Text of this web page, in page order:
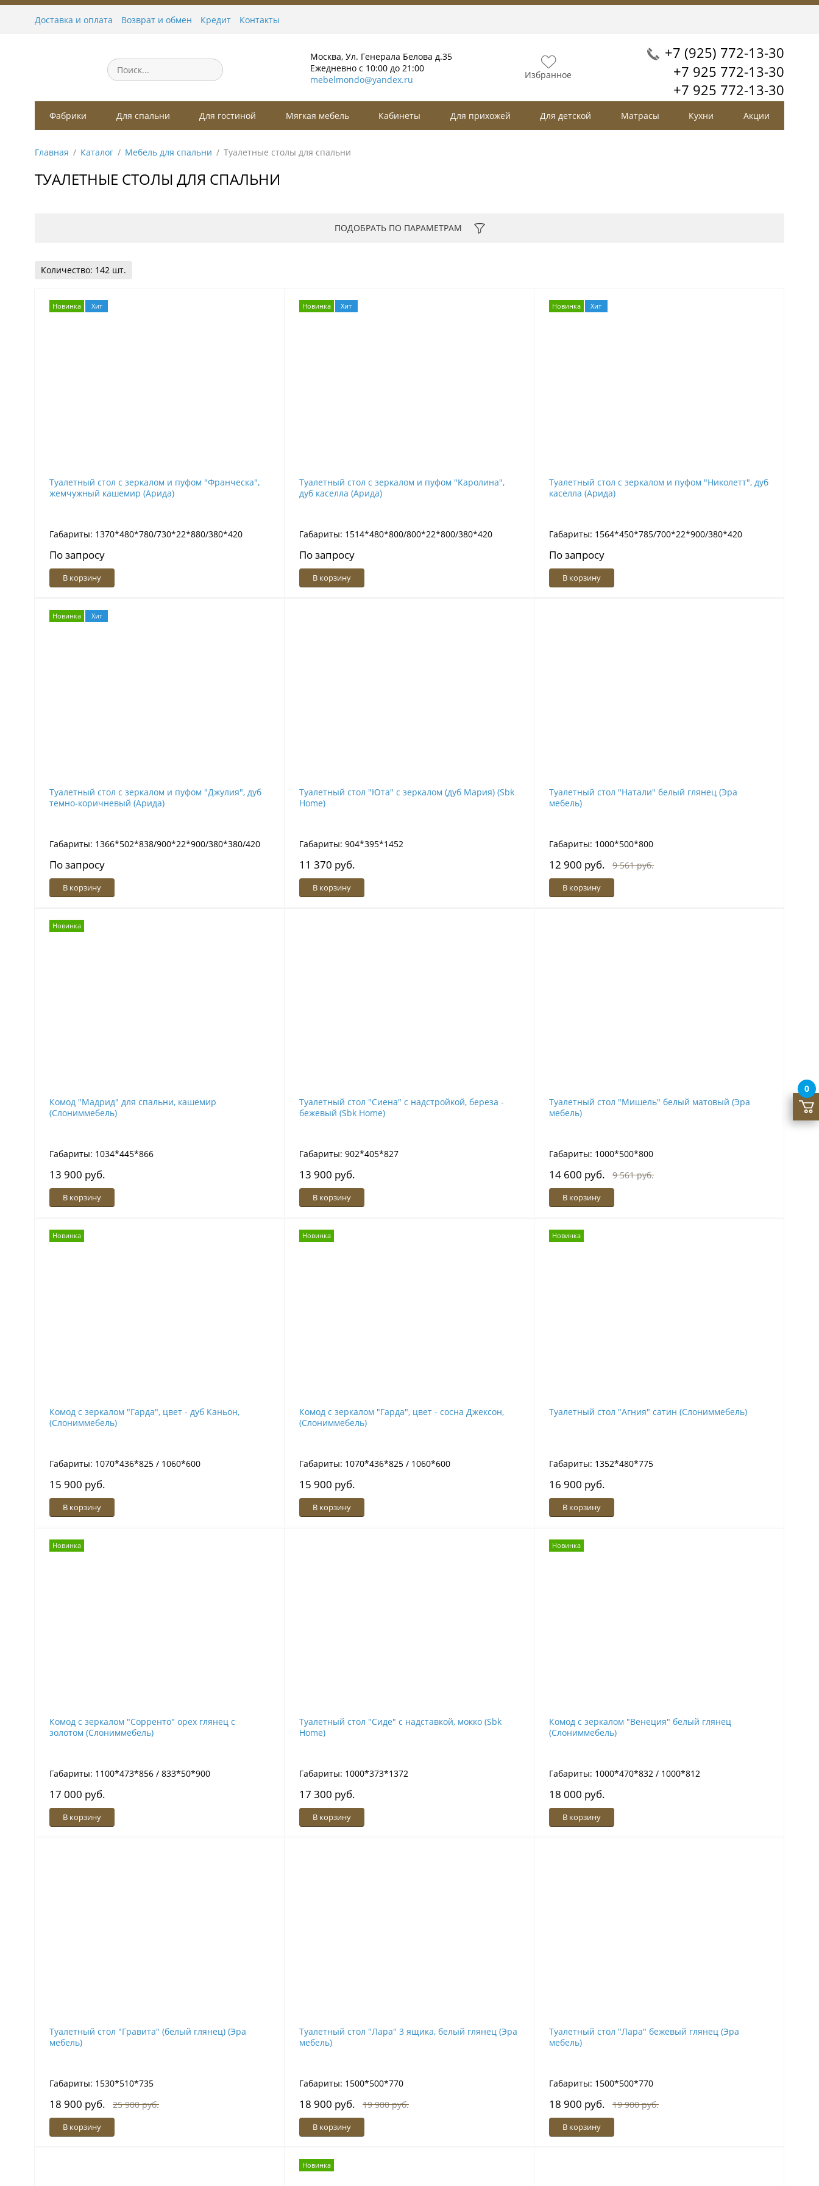
Доставка и оплата Возврат и обмен Кредит Контакты
Москва, Ул. Генерала Белова д.35
Ежедневно с 10:00 до 21:00
mebelmondo@yandex.ru
Избранное
+7 (925) 772-13-30
+7 925 772-13-30
+7 925 772-13-30
Фабрики Для спальни Для гостиной Мягкая мебель Кабинеты Для прихожей Для детской Матрасы Кухни Акции
Главная Каталог Мебель для спальни Туалетные столы для спальни
ТУАЛЕТНЫЕ СТОЛЫ ДЛЯ СПАЛЬНИ
ПОДОБРАТЬ ПО ПАРАМЕТРАМ
Количество: 142 шт.
Новинка Хит
Туалетный стол с зеркалом и пуфом "Франческа",
жемчужный кашемир (Арида)
Габариты: 1370*480*780/730*22*880/380*420
По запросу
В корзину
Новинка Хит
Туалетный стол с зеркалом и пуфом "Каролина",
дуб каселла (Арида)
Габариты: 1514*480*800/800*22*800/380*420
По запросу
В корзину
Новинка Хит
Туалетный стол с зеркалом и пуфом "Николетт", дуб
каселла (Арида)
Габариты: 1564*450*785/700*22*900/380*420
По запросу
В корзину
Новинка Хит
Туалетный стол с зеркалом и пуфом "Джулия", дуб
темно-коричневый (Арида)
Габариты: 1366*502*838/900*22*900/380*380/420
По запросу
В корзину
Туалетный стол "Юта" с зеркалом (дуб Мария) (Sbk
Home)
Габариты: 904*395*1452
11 370 руб.
В корзину
Туалетный стол "Натали" белый глянец (Эра
мебель)
Габариты: 1000*500*800
12 900 руб. 9 561 руб.
В корзину
Новинка
Комод "Мадрид" для спальни, кашемир
(Слониммебель)
Габариты: 1034*445*866
13 900 руб.
В корзину
Туалетный стол "Сиена" с надстройкой, береза -
бежевый (Sbk Home)
Габариты: 902*405*827
13 900 руб.
В корзину
Туалетный стол "Мишель" белый матовый (Эра
мебель)
Габариты: 1000*500*800
14 600 руб. 9 561 руб.
В корзину
Новинка
Комод с зеркалом "Гарда", цвет - дуб Каньон,
(Слониммебель)
Габариты: 1070*436*825 / 1060*600
15 900 руб.
В корзину
Новинка
Комод с зеркалом "Гарда", цвет - сосна Джексон,
(Слониммебель)
Габариты: 1070*436*825 / 1060*600
15 900 руб.
В корзину
Новинка
Туалетный стол "Агния" сатин (Слониммебель)
Габариты: 1352*480*775
16 900 руб.
В корзину
Новинка
Комод с зеркалом "Сорренто" орех глянец с
золотом (Слониммебель)
Габариты: 1100*473*856 / 833*50*900
17 000 руб.
В корзину
Туалетный стол "Сиде" с надставкой, мокко (Sbk
Home)
Габариты: 1000*373*1372
17 300 руб.
В корзину
Новинка
Комод с зеркалом "Венеция" белый глянец
(Слониммебель)
Габариты: 1000*470*832 / 1000*812
18 000 руб.
В корзину
Туалетный стол "Гравита" (белый глянец) (Эра
мебель)
Габариты: 1530*510*735
18 900 руб. 25 900 руб.
В корзину
Туалетный стол "Лара" 3 ящика, белый глянец (Эра
мебель)
Габариты: 1500*500*770
18 900 руб. 19 900 руб.
В корзину
Туалетный стол "Лара" бежевый глянец (Эра
мебель)
Габариты: 1500*500*770
18 900 руб. 19 900 руб.
В корзину
Новинка
0